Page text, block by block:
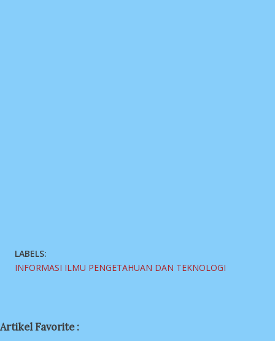
LABELS:
INFORMASI ILMU PENGETAHUAN DAN TEKNOLOGI
Artikel Favorite :